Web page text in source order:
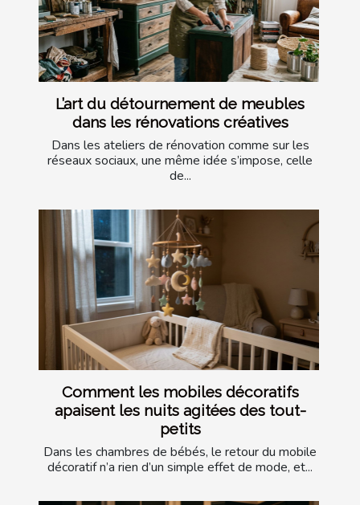
L’art du détournement de meubles
dans les rénovations créatives
Dans les ateliers de rénovation comme sur les
réseaux sociaux, une même idée s’impose, celle
de...
Comment les mobiles décoratifs
apaisent les nuits agitées des tout-
petits
Dans les chambres de bébés, le retour du mobile
décoratif n’a rien d’un simple effet de mode, et...